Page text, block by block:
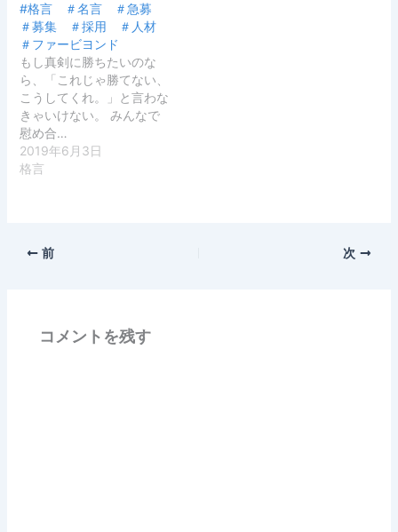
#格言 ＃名言 ＃急募
＃募集 ＃採用 ＃人材
＃ファービヨンド
もし真剣に勝ちたいのな
ら、「これじゃ勝てない、
こうしてくれ。」と言わな
きゃいけない。 みんなで
慰め合…
2019年6月3日
格言
前 次
コメントを残す